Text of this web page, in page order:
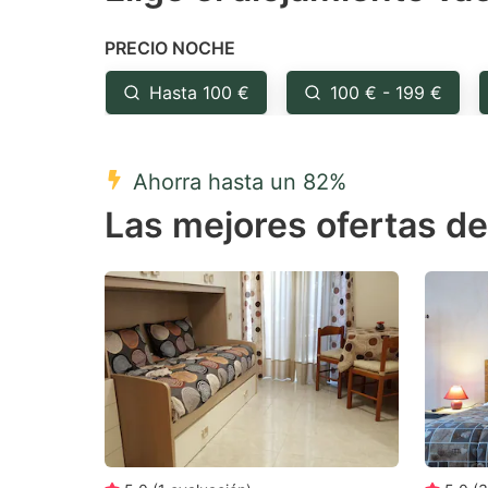
question
mark
key
get
the
keyboard
shortcuts
for
changing
dates.
the
PRECIO NOCHE
Hasta 100 € 100 € - 199 €
Ahorra hasta un 82%
Las mejores ofertas